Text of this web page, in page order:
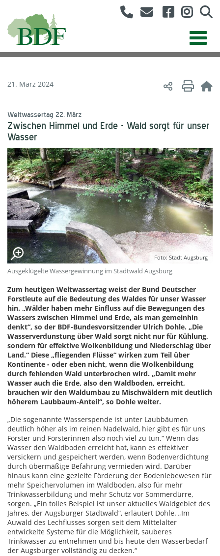
21. März 2024
Weltwassertag 22. März
Zwischen Himmel und Erde - Wald sorgt für unser
Wasser
Foto: Stadt Augsburg
Ausgeklügelte Wassergewinnung im Stadtwald Augsburg
Zum heutigen Weltwassertag weist der Bund Deutscher
Forstleute auf die Bedeutung des Waldes für unser Wasser
hin. „Wälder haben mehr Einfluss auf die Bewegungen des
Wassers zwischen Himmel und Erde, als man gemeinhin
denkt“, so der BDF-Bundesvorsitzender Ulrich Dohle. „Die
Wasserverdunstung über Wald sorgt nicht nur für Kühlung,
sondern für effektive Wolkenbildung und Niederschlag über
Land.“ Diese „fliegenden Flüsse“ wirken zum Teil über
Kontinente - oder eben nicht, wenn die Wolkenbildung
durch fehlenden Wald unterbrochen wird. „Damit mehr
Wasser auch die Erde, also den Waldboden, erreicht,
brauchen wir den Waldumbau zu Mischwäldern mit deutlich
höherem Laubbaum-Anteil“, so Dohle weiter.
„Die sogenannte Wasserspende ist unter Laubbäumen
deutlich höher als im reinen Nadelwald, hier gibt es für uns
Förster und Försterinnen also noch viel zu tun.“ Wenn das
Wasser den Waldboden erreicht hat, kann es effektiver
versickern und gespeichert werden, wenn Bodenverdichtung
durch übermäßige Befahrung vermieden wird. Darüber
hinaus kann eine gezielte Förderung der Bodenlebewesen für
mehr Speichervolumen im Waldboden, also für mehr
Trinkwasserbildung und mehr Schutz vor Sommerdürre,
sorgen. „Ein tolles Beispiel ist unser aktuelles Waldgebiet des
Jahres, der Augsburger Stadtwald“, erläutert Dohle. „Im
Auwald des Lechflusses sorgen seit dem Mittelalter
entwickelte Systeme für die Möglichkeit, sauberes
Trinkwasser zu entnehmen und bis heute den Wasserbedarf
der Augsburger vollständig zu decken.“